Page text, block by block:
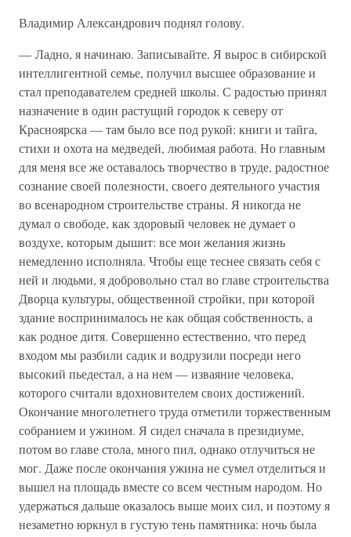
Владимир Александрович поднял голову.
— Ладно, я начинаю. Записывайте. Я вырос в сибирской
интеллигентной семье, получил высшее образование и
стал преподавателем средней школы. С радостью принял
назначение в один растущий городок к северу от
Красноярска — там было все под рукой: книги и тайга,
стихи и охота на медведей, любимая работа. Но главным
для меня все же оставалось творчество в труде, радостное
сознание своей полезности, своего деятельного участия
во всенародном строительстве страны. Я никогда не
думал о свободе, как здоровый человек не думает о
воздухе, которым дышит: все мои желания жизнь
немедленно исполняла. Чтобы еще теснее связать себя с
ней и людьми, я добровольно стал во главе строительства
Дворца культуры, общественной стройки, при которой
здание воспринималось не как общая собственность, а
как родное дитя. Совершенно естественно, что перед
входом мы разбили садик и водрузили посреди него
высокий пьедестал, а на нем — изваяние человека,
которого считали вдохновителем своих достижений.
Окончание многолетнего труда отметили торжественным
собранием и ужином. Я сидел сначала в президиуме,
потом во главе стола, много пил, однако отлучиться не
мог. Даже после окончания ужина не сумел отделиться и
вышел на площадь вместе со всем честным народом. Но
удержаться дальше оказалось выше моих сил, и поэтому я
незаметно юркнул в густую тень памятника: ночь была